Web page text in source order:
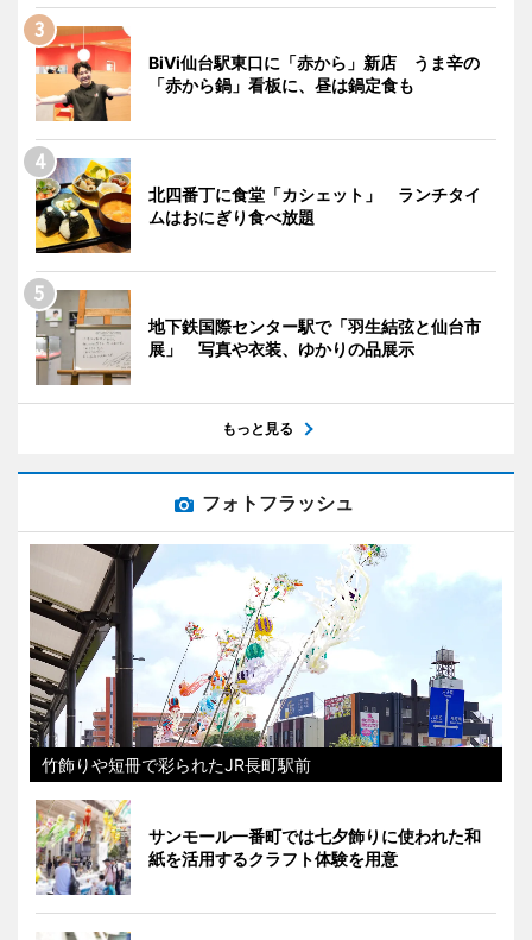
BiVi仙台駅東口に「赤から」新店 うま辛の
「赤から鍋」看板に、昼は鍋定食も
北四番丁に食堂「カシェット」 ランチタイ
ムはおにぎり食べ放題
地下鉄国際センター駅で「羽生結弦と仙台市
展」 写真や衣装、ゆかりの品展示
もっと見る
フォトフラッシュ
竹飾りや短冊で彩られたJR長町駅前
サンモール一番町では七夕飾りに使われた和
紙を活用するクラフト体験を用意